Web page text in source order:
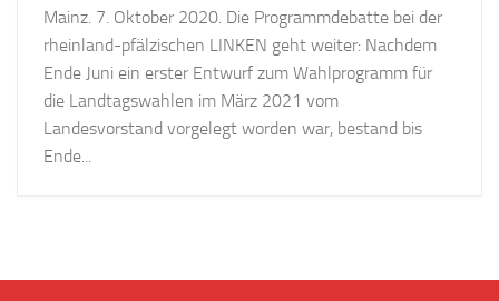
Mainz. 7. Oktober 2020. Die Programmdebatte bei der
rheinland-pfälzischen LINKEN geht weiter: Nachdem
Ende Juni ein erster Entwurf zum Wahlprogramm für
die Landtagswahlen im März 2021 vom
Landesvorstand vorgelegt worden war, bestand bis
Ende...